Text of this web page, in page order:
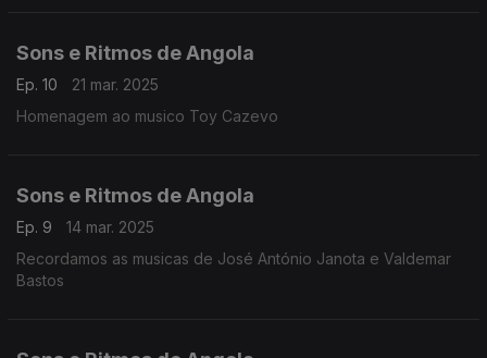
Sons e Ritmos de Angola
Ep. 10
21 mar. 2025
Homenagem ao musico Toy Cazevo
Sons e Ritmos de Angola
Ep. 9
14 mar. 2025
Recordamos as musicas de José António Janota e Valdemar
Bastos